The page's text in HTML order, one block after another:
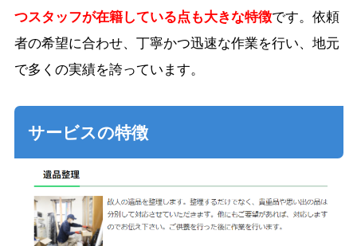
つスタッフが在籍している点も大きな特徴です。依頼
者の希望に合わせ、丁寧かつ迅速な作業を行い、地元
で多くの実績を誇っています。
サービスの特徴